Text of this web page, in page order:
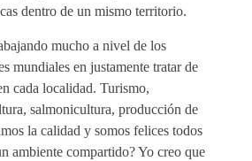
dentro de un mismo territorio.
mucho a nivel de los
mundiales en justamente tratar de
cada localidad. Turismo,
salmonicultura, producción de
la calidad y somos felices todos
ambiente compartido? Yo creo que